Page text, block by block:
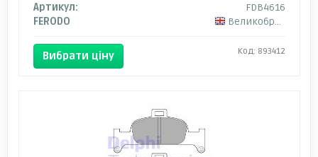
Артикул:
FDB4616
FERODO
Великобританія
Вибрати ціну Код: 893412